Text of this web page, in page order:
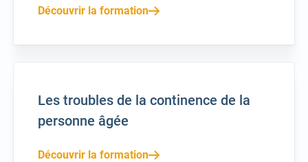
Découvrir la formation
Les troubles de la continence de la
personne âgée
Découvrir la formation